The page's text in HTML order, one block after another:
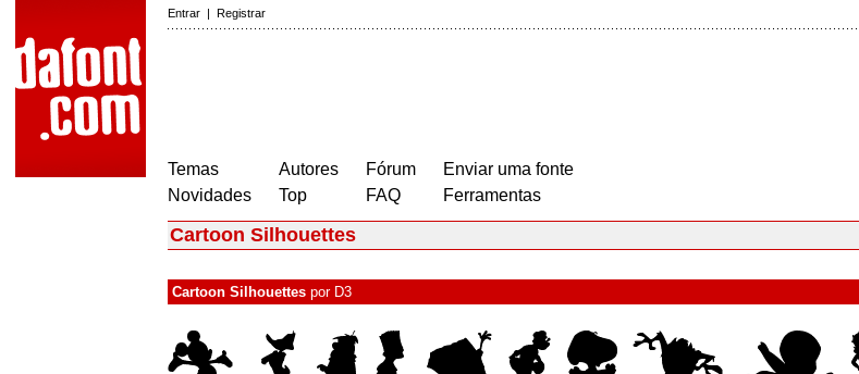
Entrar | Registrar
Temas
Novidades
Autores
Top
Fórum
FAQ
Enviar uma fonte
Ferramentas
Cartoon Silhouettes
Cartoon Silhouettes por D3